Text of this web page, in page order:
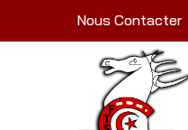
Nous Contacter